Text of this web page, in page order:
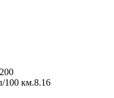
200
100 км.8.16